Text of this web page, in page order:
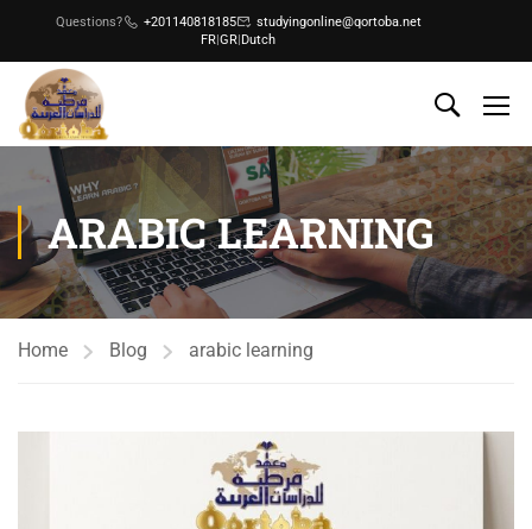
Questions? +201140818185
studyingonline@qortoba.net
FR|GR|Dutch
ARABIC LEARNING
Home Blog arabic learning